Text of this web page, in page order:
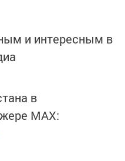
и интересным в
в
MАХ: